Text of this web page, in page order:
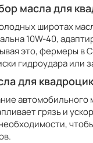
масла для
широтах
10W-40,
это, фермеры
гидроудара или
для
грязь и